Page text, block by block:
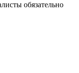
обязательно